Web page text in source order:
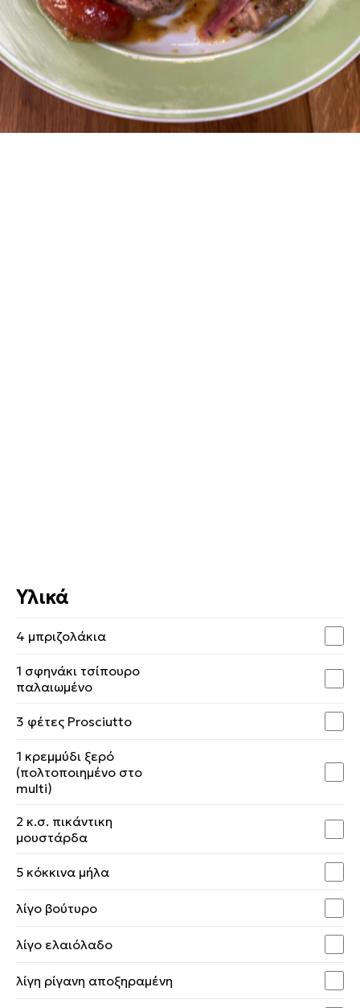
15 λεπτά 20 λεπτά
Υλικά
4 μπριζολάκια
1 σφηνάκι τσίπουρο
παλαιωμένο
3 φέτες Prosciutto
1 κρεμμύδι ξερό
(πολτοποιημένο στο
multi)
2 κ.σ. πικάντικη
μουστάρδα
5 κόκκινα μήλα
λίγο βούτυρο
λίγο ελαιόλαδο
λίγη ρίγανη αποξηραμένη